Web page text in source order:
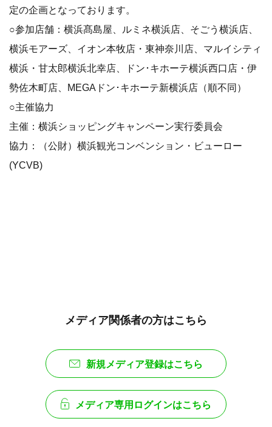
定の企画となっております。
○参加店舗：横浜髙島屋、ルミネ横浜店、そごう横浜店、
横浜モアーズ、イオン本牧店・東神奈川店、マルイシティ
横浜・甘太郎横浜北幸店、ドン･キホーテ横浜西口店・伊
勢佐木町店、MEGAドン･キホーテ新横浜店（順不同）
○主催協力
主催：横浜ショッピングキャンペーン実行委員会
協力：（公財）横浜観光コンベンション・ビューロー
(YCVB)
メディア関係者の方はこちら
新規メディア登録はこちら
メディア専用ログインはこちら